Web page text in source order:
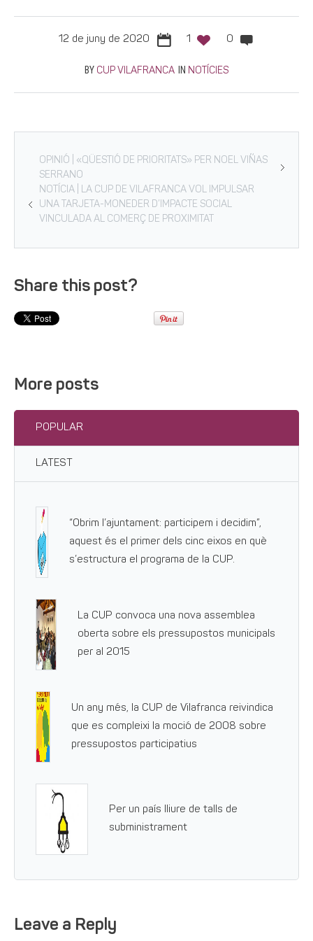
12 de juny de 2020 1 0
BY CUP VILAFRANCA IN NOTÍCIES
OPINIÓ | «QÜESTIÓ DE PRIORITATS» PER NOEL VIÑAS
SERRANO
NOTÍCIA | LA CUP DE VILAFRANCA VOL IMPULSAR
UNA TARJETA-MONEDER D’IMPACTE SOCIAL
VINCULADA AL COMERÇ DE PROXIMITAT
Share this post?
More posts
POPULAR
LATEST
“Obrim l’ajuntament: participem i decidim”,
aquest és el primer dels cinc eixos en què
s’estructura el programa de la CUP.
La CUP convoca una nova assemblea
oberta sobre els pressupostos municipals
per al 2015
Un any més, la CUP de Vilafranca reivindica
que es compleixi la moció de 2008 sobre
pressupostos participatius
Per un país lliure de talls de
subministrament
Leave a Reply